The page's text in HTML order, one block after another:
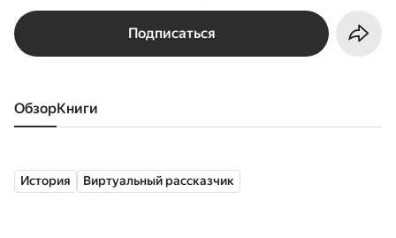
Подписаться
Обзор книги
История Виртуальный рассказчик